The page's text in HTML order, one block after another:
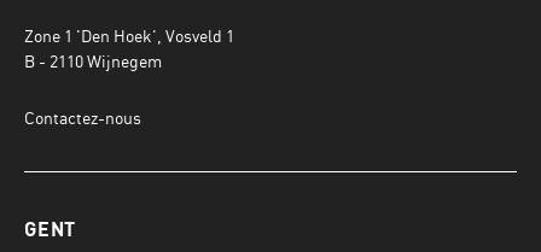
Zone 1 'Den Hoek', Vosveld 1
B - 2110 Wijnegem
Contactez-nous
GENT